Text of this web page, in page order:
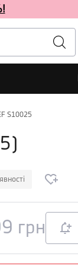
S10025
)
грн